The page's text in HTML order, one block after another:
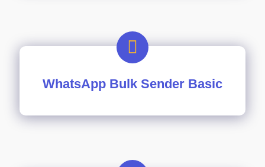
WhatsApp Bulk Sender Basic